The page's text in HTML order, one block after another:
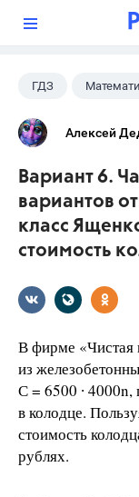
ГДЗ
Ященко И.В.
Алексей
Вариант 6.
вариантов
класс
стоимость
В фирме «Чистая
из
С = 6500 ∙ 4000n,
в колодце.
стоимость
рублях.